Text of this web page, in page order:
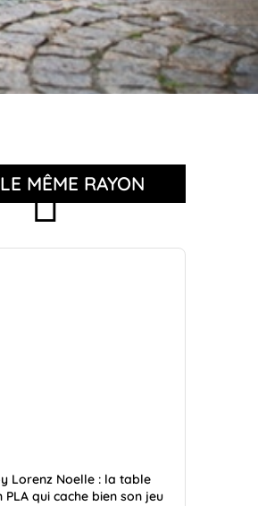
MÊME RAYON
Lorenz Noelle : la table
PLA qui cache bien son jeu